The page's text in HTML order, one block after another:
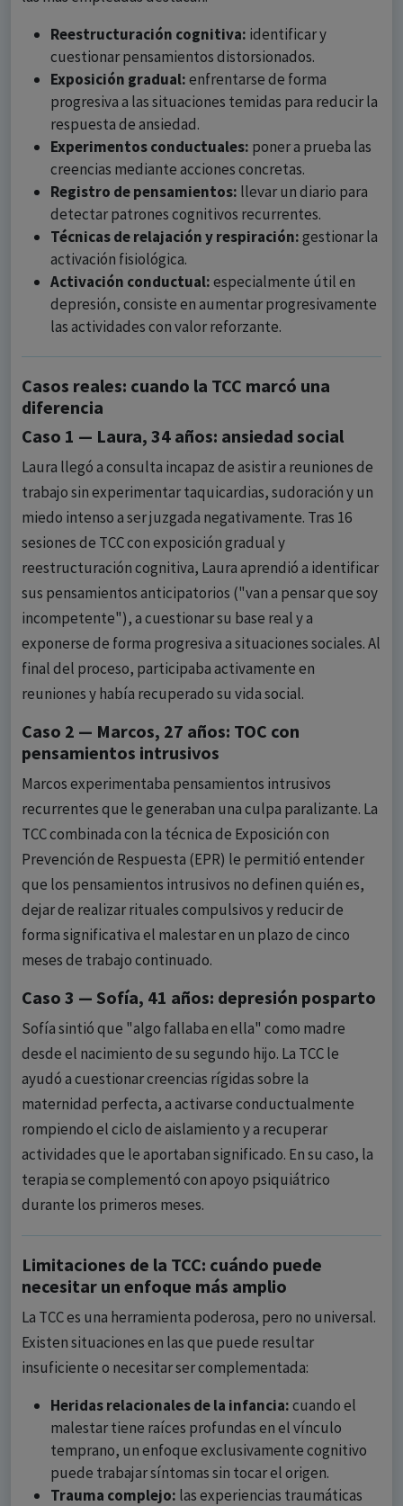
Reestructuración cognitiva: identificar y
cuestionar pensamientos distorsionados.
Exposición gradual:enfrentarse de forma
progresiva a las situaciones temidas para reducir la
respuesta de ansiedad.
Experimentos conductuales: poner a prueba las
creencias mediante acciones concretas.
Registro de pensamientos: llevar un diario para
detectar patrones cognitivos recurrentes.
Técnicas de relajación y respiración:gestionar la
activación fisiológica.
Activación conductual:especialmente útil en
depresión, consiste en aumentar progresivamente
las actividades con valor reforzante.
Casos reales: cuando la TCC marcó una
diferencia
Caso 1 — Laura, 34 años: ansiedad social
Laura llegó a consulta incapaz de asistir a reuniones de
trabajo sin experimentar taquicardias, sudoración y un
miedo intenso a ser juzgada negativamente. Tras 16
sesiones de TCC con exposición gradual y
reestructuración cognitiva, Laura aprendió a identificar
sus pensamientos anticipatorios ("van a pensar que soy
incompetente"), a cuestionar su base real y a
exponerse de forma progresiva a situaciones sociales. Al
final del proceso, participaba activamente en
reuniones y había recuperado su vida social.
Caso 2 — Marcos, 27 años: TOC con
pensamientos intrusivos
Marcos experimentaba pensamientos intrusivos
recurrentes que le generaban una culpa paralizante. La
TCC combinada con la técnica de Exposición con
Prevención de Respuesta (EPR) le permitió entender
que los pensamientos intrusivos no definen quién es,
dejar de realizar rituales compulsivos y reducir de
forma significativa el malestar en un plazo de cinco
meses de trabajo continuado.
Caso 3 — Sofía, 41 años: depresión posparto
Sofía sintió que "algo fallaba en ella" como madre
desde el nacimiento de su segundo hijo. La TCC le
ayudó a cuestionar creencias rígidas sobre la
maternidad perfecta, a activarse conductualmente
rompiendo el ciclo de aislamiento y a recuperar
actividades que le aportaban significado. En su caso, la
terapia se complementó con apoyo psiquiátrico
durante los primeros meses.
Limitaciones de la TCC: cuándo puede
necesitar un enfoque más amplio
La TCC es una herramienta poderosa, pero no universal.
Existen situaciones en las que puede resultar
insuficiente o necesitar ser complementada:
Heridas relacionales de la infancia:cuando el
malestar tiene raíces profundas en el vínculo
temprano, un enfoque exclusivamente cognitivo
puede trabajar síntomas sin tocar el origen.
Trauma complejo: las experiencias traumáticas